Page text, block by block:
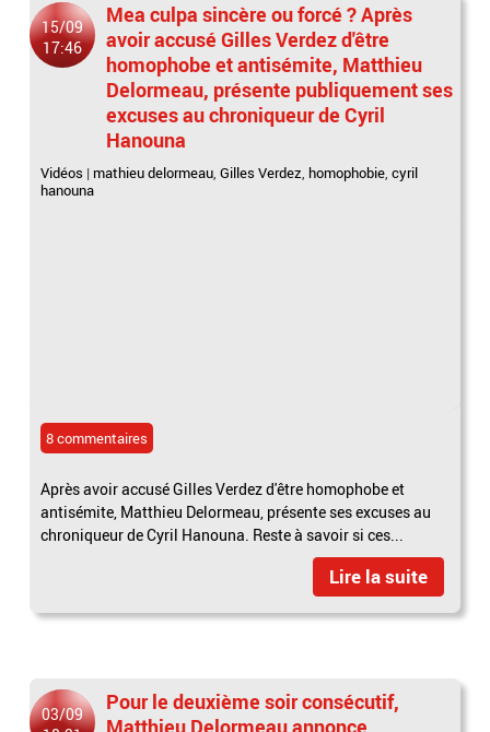
15/09
17:46
Mea culpa sincère ou forcé ? Après
avoir accusé Gilles Verdez d'être
homophobe et antisémite, Matthieu
Delormeau, présente publiquement ses
excuses au chroniqueur de Cyril
Hanouna
Vidéos | mathieu delormeau,Gilles Verdez, homophobie,cyril
hanouna
8 commentaires
Après avoir accusé Gilles Verdez d'être homophobe et
antisémite, Matthieu Delormeau, présente ses excuses au
chroniqueur de Cyril Hanouna. Reste à savoir si ces...
Lire la suite
03/09
Pour le deuxième soir consécutif,